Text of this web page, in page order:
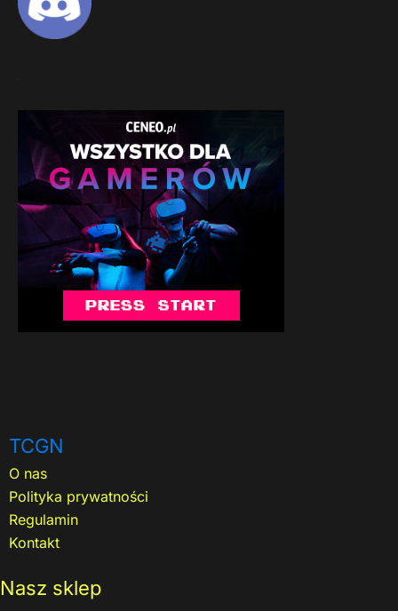
TCGN
O nas
Polityka prywatności
Regulamin
Kontakt
Nasz sklep